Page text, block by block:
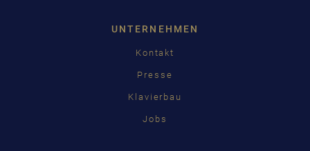
UNTERNEHMEN
Kontakt
Presse
Klavierbau
Jobs